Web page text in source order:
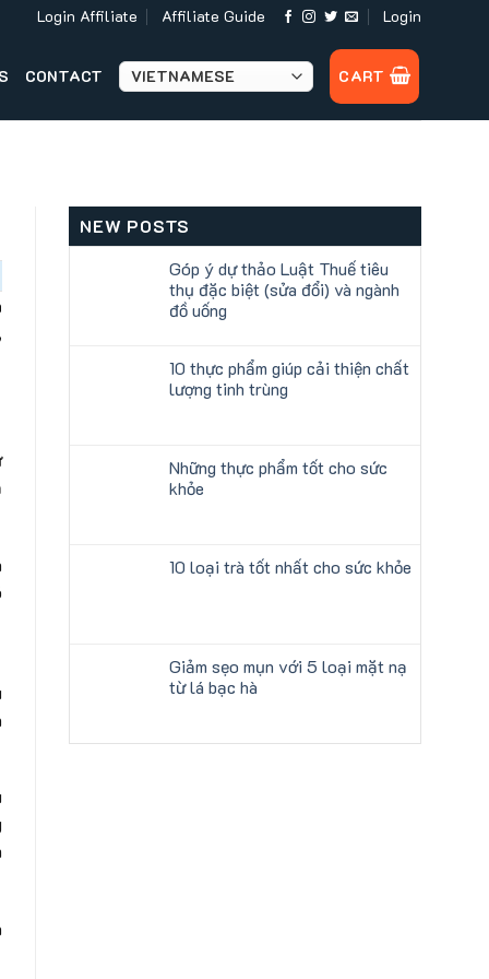
Login Affiliate Affiliate Guide Login
CONTACT CART
NEW POSTS
Góp ý dự thảo Luật Thuế tiêu
thụ đặc biệt (sửa đổi) và ngành
đồ uống
10 thực phẩm giúp cải thiện chất
lượng tinh trùng
Những thực phẩm tốt cho sức
khỏe
10 loại trà tốt nhất cho sức khỏe
Giảm sẹo mụn với 5 loại mặt nạ
từ lá bạc hà